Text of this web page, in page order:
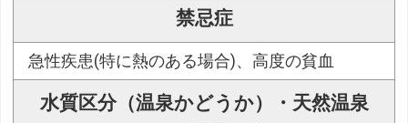
禁忌症
急性疾患(特に熱のある場合)、高度の貧血
水質区分（温泉かどうか）・天然温泉